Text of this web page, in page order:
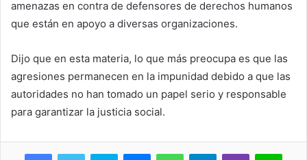
amenazas en contra de defensores de derechos humanos
que están en apoyo a diversas organizaciones.
Dijo que en esta materia, lo que más preocupa es que las
agresiones permanecen en la impunidad debido a que las
autoridades no han tomado un papel serio y responsable
para garantizar la justicia social.
Skype MessengerWhatsAppTelegramViber Line